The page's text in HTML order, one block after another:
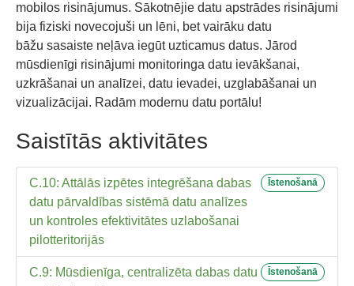
mobilos risinājumus. Sākotnējie datu apstrādes risinājumi
bija fiziski novecojuši un lēni, bet vairāku datu
bāžu sasaiste neļāva iegūt uzticamus datus. Jārod
mūsdienīgi risinājumi monitoringa datu ievākšanai,
uzkrāšanai un analīzei, datu ievadei, uzglabāšanai un
vizualizācijai. Radām modernu datu portālu!
Saistītās aktivitātes
C.10: Attālās izpētes integrēšana dabas
datu pārvaldības sistēmā datu analīzes
un kontroles efektivitātes uzlabošanai
pilotteritorijās
Īstenošanā
C.9: Mūsdienīga, centralizēta dabas datu
Īstenošanā